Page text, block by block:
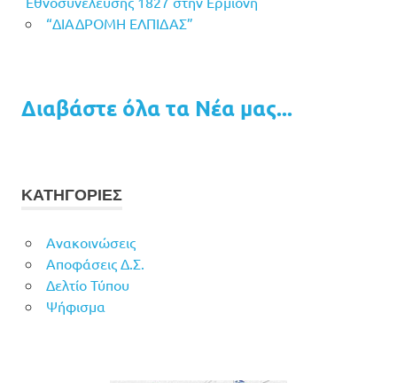
“ΔΙΑΔΡΟΜΗ ΕΛΠΙΔΑΣ”
Διαβάστε όλα τα Νέα μας...
ΚΑΤΗΓΟΡΙΕΣ
Ανακοινώσεις
Αποφάσεις Δ.Σ.
Δελτίο Τύπου
Ψήφισμα